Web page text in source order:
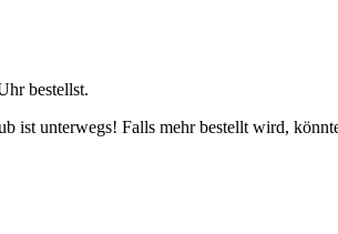
bestellst.
ist unterwegs! Falls mehr bestellt wird,